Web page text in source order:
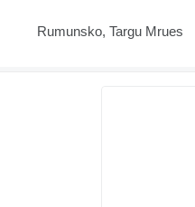
Rumunsko, Targu Mrues